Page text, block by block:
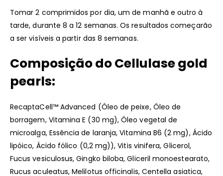
Tomar 2 comprimidos por dia, um de manhã e outro à
tarde, durante 8 a 12 semanas. Os resultados começarão
a ser visíveis a partir das 8 semanas.
Composição do Cellulase gold
pearls:
RecaptaCell™ Advanced (Óleo de peixe, Óleo de
borragem, Vitamina E (30 mg), Óleo vegetal de
microalga, Essência de laranja, Vitamina B6 (2 mg), Ácido
lipóico, Ácido fólico (0,2 mg)), Vitis vinifera, Glicerol,
Fucus vesiculosus, Gingko biloba, Gliceril monoestearato,
Rucus aculeatus, Melilotus officinalis, Centella asiatica,